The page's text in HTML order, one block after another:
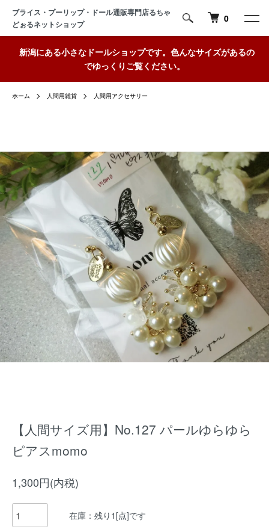
ブライス・プーリップ・ドール通販専門店るちゃ
どぉるネットショップ
0
新潟にある小さなドールショップです。色んなサイズがあるの
でゆっくりご覧ください。
ホーム 人間用雑貨 人間用アクセサリー
【人間サイズ用】No.127 パールゆらゆら
ピアスmomo
1,300円(内税)
在庫：残り1[点]です